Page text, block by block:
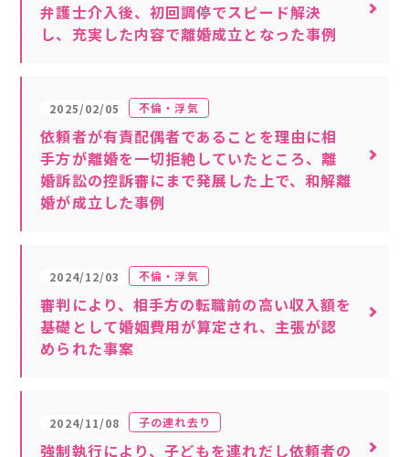
弁護士介入後、初回調停でスピード解決
し、充実した内容で離婚成立となった事例
2025/02/05 不倫・浮気
依頼者が有責配偶者であることを理由に相
手方が離婚を一切拒絶していたところ、離
婚訴訟の控訴審にまで発展した上で、和解離
婚が成立した事例
2024/12/03 不倫・浮気
審判により、相手方の転職前の高い収入額を
基礎として婚姻費用が算定され、主張が認
められた事案
2024/11/08 子の連れ去り
強制執行により、子どもを連れだし依頼者の